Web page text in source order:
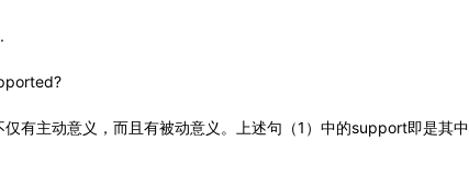
有主动意义，而且有被动意义。上述句（1）中的support即是其中